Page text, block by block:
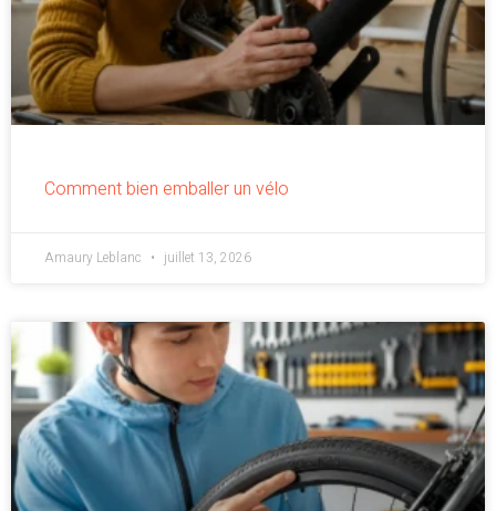
Comment bien emballer un vélo
Amaury Leblanc juillet 13, 2026